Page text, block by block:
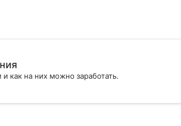
как на них можно заработать.